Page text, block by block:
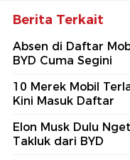
Berita Terkait
Absen di Daftar
BYD Cuma Segini
10 Merek Mobil
Kini Masuk Daftar
Elon Musk Dulu
Takluk dari BYD